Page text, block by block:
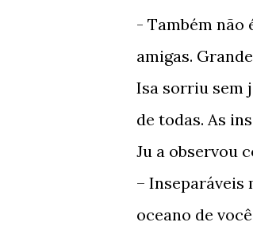
- Também não
amigas.
Isa sorriu sem
de todas. As
Ju a observou
– Inseparáveis
oceano de